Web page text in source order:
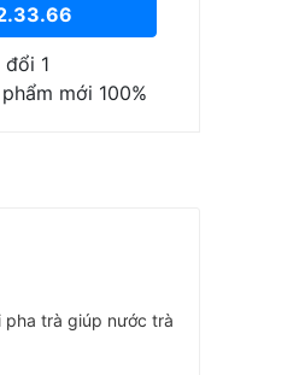
đổi 1
mới 100%
pha trà giúp nước trà